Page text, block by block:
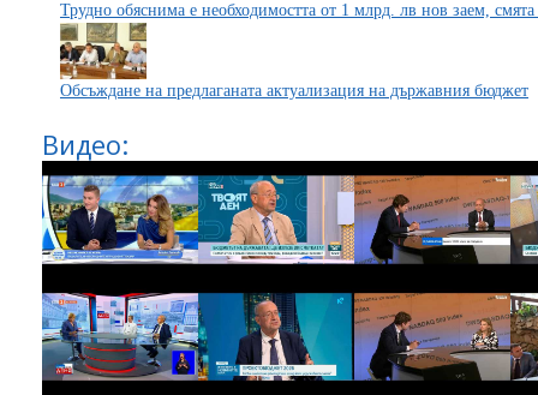
Трудно обяснима е необходимостта от 1 млрд. лв нов заем,
Обсъждане на предлаганата актуализация на държавния бюджет
Видео: